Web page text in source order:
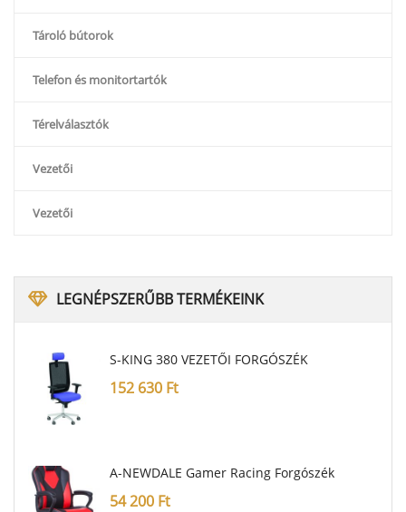
Tároló bútorok
Telefon és monitortartók
Térelválasztók
Vezetői
Vezetői
LEGNÉPSZERŰBBTERMÉKEINK
S-KING 380 VEZETŐI FORGÓSZÉK
152 630 Ft
A-NEWDALE Gamer Racing Forgószék
54 200 Ft